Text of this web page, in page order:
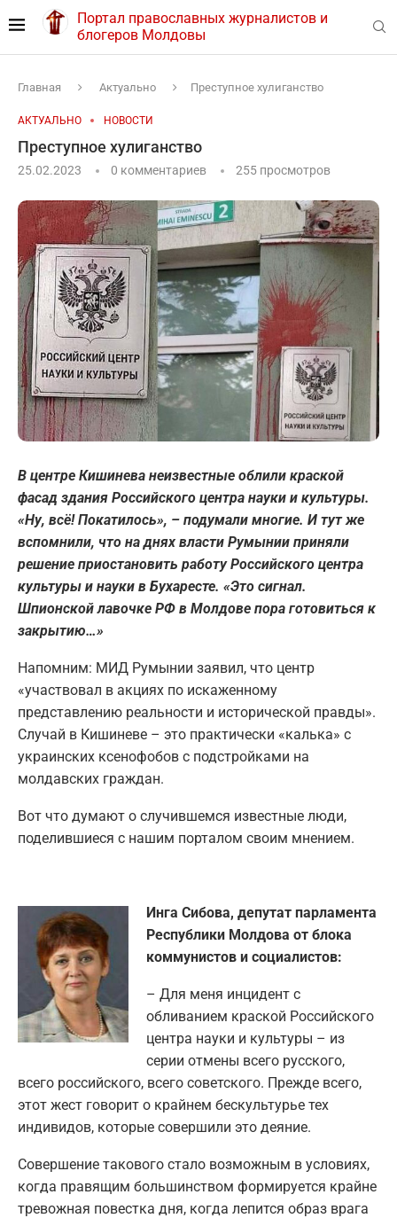
Портал православных журналистов и
блогеров Молдовы
Главная Актуально Преступное хулиганство
АКТУАЛЬНО НОВОСТИ
Преступное хулиганство
25.02.2023 0 комментариев 255 просмотров
В центре Кишинева неизвестные облили краской
фасад здания Российского центра науки и культуры.
«Ну, всё! Покатилось», – подумали многие. И тут же
вспомнили, что на днях власти Румынии приняли
решение приостановить работу Российского центра
культуры и науки в Бухаресте. «Это сигнал.
Шпионской лавочке РФ в Молдове пора готовиться к
закрытию…»
Напомним: МИД Румынии заявил, что центр
«участвовал в акциях по искаженному
представлению реальности и исторической правды».
Случай в Кишиневе – это практически «калька» с
украинских ксенофобов с подстройками на
молдавских граждан.
Вот что думают о случившемся известные люди,
поделившиеся с нашим порталом своим мнением.
Инга Сибова, депутат парламента
Республики Молдова от блока
коммунистов и социалистов:
– Для меня инцидент с
обливанием краской Российского
центра науки и культуры – из
серии отмены всего русского,
всего российского, всего советского. Прежде всего,
этот жест говорит о крайнем бескультурье тех
индивидов, которые совершили это деяние.
Совершение такового стало возможным в условиях,
когда правящим большинством формируется крайне
тревожная повестка дня, когда лепится образ врага